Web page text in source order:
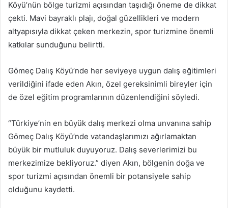
Köyü’nün bölge turizmi açısından taşıdığı öneme de dikkat
çekti. Mavi bayraklı plajı, doğal güzellikleri ve modern
altyapısıyla dikkat çeken merkezin, spor turizmine önemli
katkılar sunduğunu belirtti.
Gömeç Dalış Köyü’nde her seviyeye uygun dalış eğitimleri
verildiğini ifade eden Akın, özel gereksinimli bireyler için
de özel eğitim programlarının düzenlendiğini söyledi.
“Türkiye’nin en büyük dalış merkezi olma unvanına sahip
Gömeç Dalış Köyü’nde vatandaşlarımızı ağırlamaktan
büyük bir mutluluk duyuyoruz. Dalış severlerimizi bu
merkezimize bekliyoruz.” diyen Akın, bölgenin doğa ve
spor turizmi açısından önemli bir potansiyele sahip
olduğunu kaydetti.